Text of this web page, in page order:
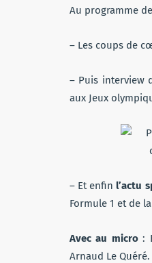
Au programme
– Les coups de
– Puis interview
aux Jeux
– Et enfinl’actu
Formule 1 et de la
Avec au micro:
Arnaud Le